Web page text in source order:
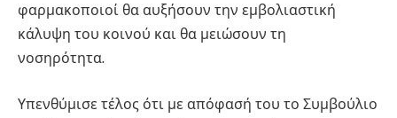
φαρμακοποιοί θα αυξήσουν την εμβολιαστική
κάλυψη του κοινού και θα μειώσουν τη
νοσηρότητα.
Υπενθύμισε τέλος ότι με απόφασή του το Συμβούλιο